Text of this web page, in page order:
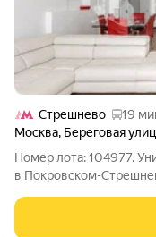
Стрешнево
19
Москва, Береговая
Номер лота: 104977.
в Покровском-
квартире и
кирпичного дома